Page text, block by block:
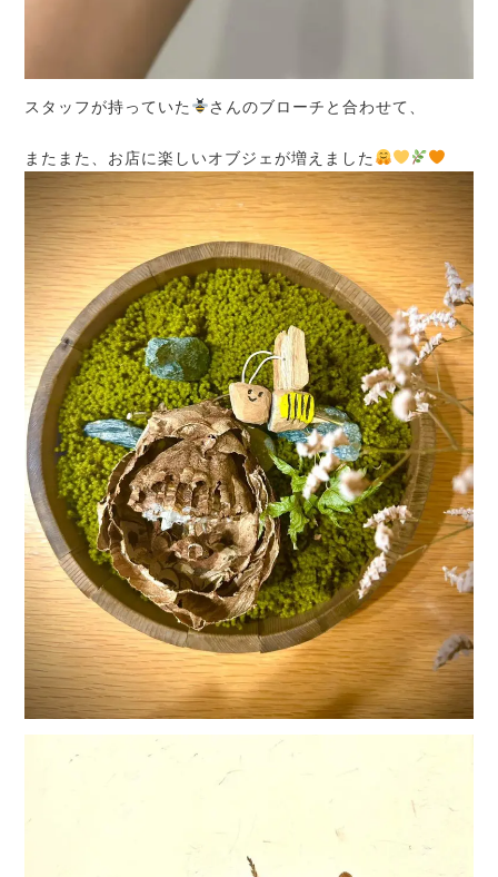
スタッフが持っていた さんのブローチと合わせて、
またまた、お店に楽しいオブジェが増えました